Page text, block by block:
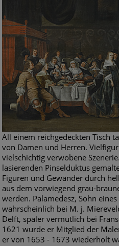
All einem reichgedeckten Tisch
von Damen und Herren.
vielschichtig verwobene
lasierenden Pinselduktus
Figuren und Gewänder durch
aus dem vorwiegend grau-
werden. Palamedesz, Sohn
wahrscheinlich bei M. j.
Delft, späler vermutlich bei
1621 wurde er Mitglied der
er von 1653 - 1673 wiederholt